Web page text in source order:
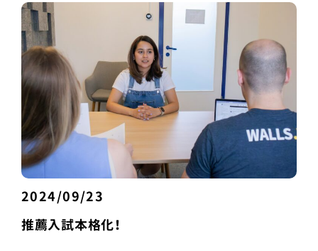
2024/09/23
推薦入試本格化！